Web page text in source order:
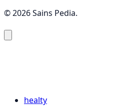
© 2026 Sains Pedia.
healty